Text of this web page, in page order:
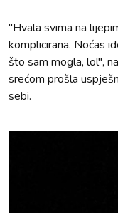
"Hvala svima na
komplicirana. Noćas
što sam mogla, lol",
srećom prošla
sebi.